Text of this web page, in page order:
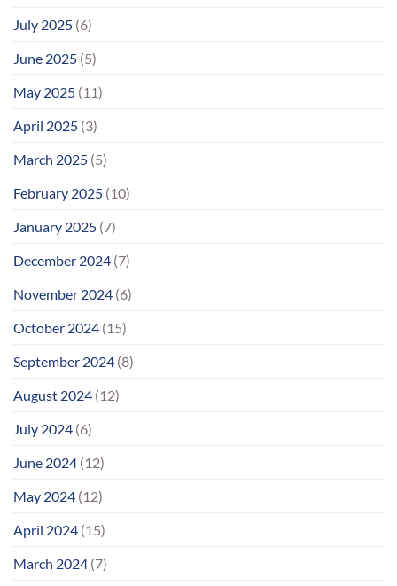
July 2025 (6)
June 2025 (5)
May 2025 (11)
April 2025 (3)
March 2025 (5)
February 2025 (10)
January 2025 (7)
December 2024 (7)
November 2024 (6)
October 2024 (15)
September 2024 (8)
August 2024 (12)
July 2024 (6)
June 2024 (12)
May 2024 (12)
April 2024 (15)
March 2024 (7)